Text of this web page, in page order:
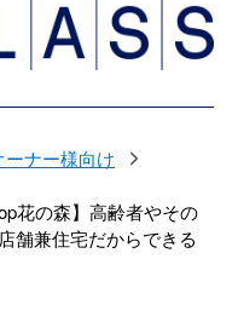
ーナー様向け
花の森】高齢者やその
舗兼住宅だからできる